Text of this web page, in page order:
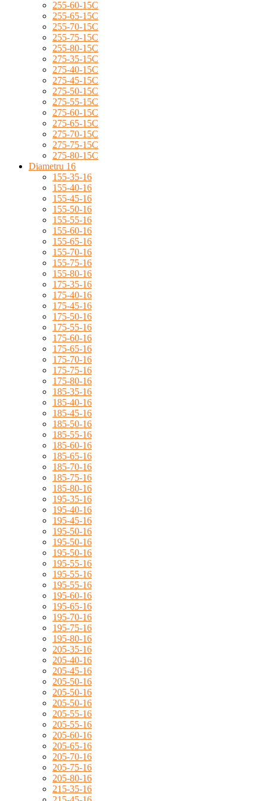
255-60-15C
255-65-15C
255-70-15C
255-75-15C
255-80-15C
275-35-15C
275-40-15C
275-45-15C
275-50-15C
275-55-15C
275-60-15C
275-65-15C
275-70-15C
275-75-15C
275-80-15C
Diametru 16
155-35-16
155-40-16
155-45-16
155-50-16
155-55-16
155-60-16
155-65-16
155-70-16
155-75-16
155-80-16
175-35-16
175-40-16
175-45-16
175-50-16
175-55-16
175-60-16
175-65-16
175-70-16
175-75-16
175-80-16
185-35-16
185-40-16
185-45-16
185-50-16
185-55-16
185-60-16
185-65-16
185-70-16
185-75-16
185-80-16
195-35-16
195-40-16
195-45-16
195-50-16
195-50-16
195-50-16
195-55-16
195-55-16
195-55-16
195-60-16
195-65-16
195-70-16
195-75-16
195-80-16
205-35-16
205-40-16
205-45-16
205-50-16
205-50-16
205-50-16
205-55-16
205-55-16
205-60-16
205-65-16
205-70-16
205-75-16
205-80-16
215-35-16